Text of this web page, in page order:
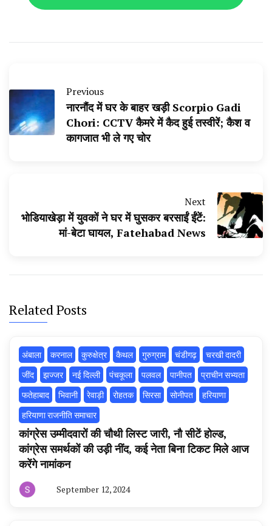
Previous
नारनौंद में घर के बाहर खड़ी Scorpio Gadi
Chori: CCTV कैमरे में कैद हुई तस्वीरें; कैश व
कागजात भी ले गए चोर
Next
भोडियाखेड़ा में युवकों ने घर में घुसकर बरसाईं ईंटें:
मां-बेटा घायल, Fatehabad News
Related Posts
अंबाला करनाल कुरुक्षेत्र कैथल गुरुग्राम चंडीगढ़
चरखी दादरी
‌जींद
झज्जर नई दिल्ली पंचकूला पलवल पानीपत
प्राचीन सभ्यता
फतेहाबाद
भिवानी रेवाड़ी रोहतक सिरसा सोनीपत
हरियाणा
हरियाणा राजनीति समाचार
कांग्रेस उम्मीदवारों की चौथी लिस्ट जारी, नौ सीटें होल्ड,
कांग्रेस समर्थकों की उड़ी नींद, कई नेता बिना टिकट मिले आज
करेंगे नामांकन
September 12, 2024